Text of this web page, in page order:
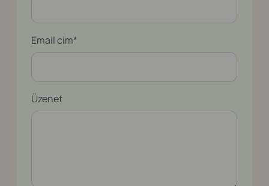
Email cím*
Üzenet